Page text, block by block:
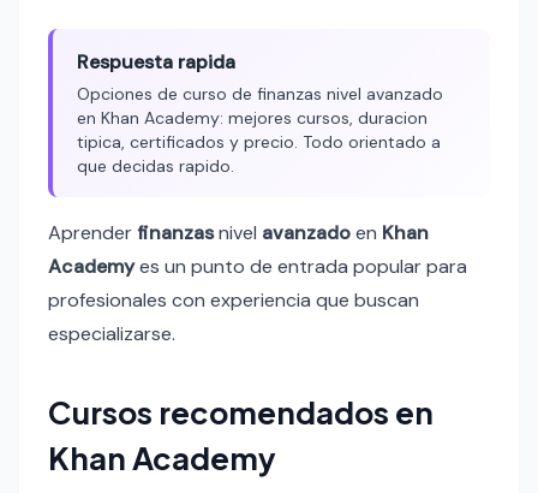
Respuesta rapida
Opciones de curso de finanzas nivel avanzado
en Khan Academy: mejores cursos, duracion
tipica, certificados y precio. Todo orientado a
que decidas rapido.
Aprenderfinanzasnivel avanzadoen Khan
Academyes un punto de entrada popular para
profesionales con experiencia que buscan
especializarse.
Cursos recomendados en
Khan Academy